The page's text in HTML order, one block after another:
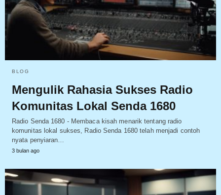
BLOG
Mengulik Rahasia Sukses Radio
Komunitas Lokal Senda 1680
Radio Senda 1680 - Membaca kisah menarik tentang radio
komunitas lokal sukses, Radio Senda 1680 telah menjadi contoh
nyata penyiaran…
3 bulan ago